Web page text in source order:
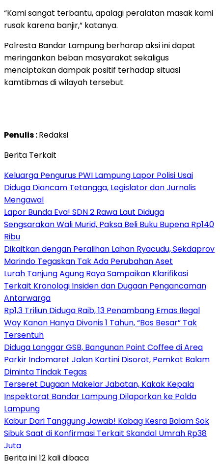
“Kami sangat terbantu, apalagi peralatan masak kami
rusak karena banjir,” katanya.
Polresta Bandar Lampung berharap aksi ini dapat
meringankan beban masyarakat sekaligus
menciptakan dampak positif terhadap situasi
kamtibmas di wilayah tersebut.
Penulis :Redaksi
Berita Terkait
Keluarga Pengurus PWI Lampung Lapor Polisi Usai
Diduga Diancam Tetangga, Legislator dan Jurnalis
Mengawal
Lapor Bunda Eva! SDN 2 Rawa Laut Diduga
Sengsarakan Wali Murid, Paksa Beli Buku Bupena Rp140
Ribu
Dikaitkan dengan Peralihan Lahan Ryacudu, Sekdaprov
Marindo Tegaskan Tak Ada Perubahan Aset
Lurah Tanjung Agung Raya Sampaikan Klarifikasi
Terkait Kronologi Insiden dan Dugaan Pengancaman
Antarwarga
Rp1,3 Triliun Diduga Raib, 13 Penambang Emas Ilegal
Way Kanan Hanya Divonis 1 Tahun, “Bos Besar” Tak
Tersentuh
Diduga Langgar GSB, Bangunan Point Coffee di Area
Parkir Indomaret Jalan Kartini Disorot, Pemkot Balam
Diminta Tindak Tegas
Terseret Dugaan Makelar Jabatan, Kakak Kepala
Inspektorat Bandar Lampung Dilaporkan ke Polda
Lampung
Kabur Dari Tanggung Jawab! Kabag Kesra Balam Sok
Sibuk Saat di Konfirmasi Terkait Skandal Umrah Rp38
Juta
Berita ini 12 kali dibaca